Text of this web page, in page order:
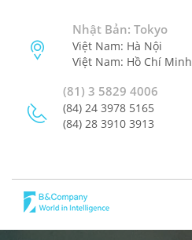
Nhật Bản: Tokyo
Việt Nam: Hà Nội
Việt Nam: Hồ Chí Minh
(81) 3 5829 4006
(84) 24 3978 5165
(84) 28 3910 3913